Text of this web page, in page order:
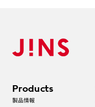
Products
製品情報